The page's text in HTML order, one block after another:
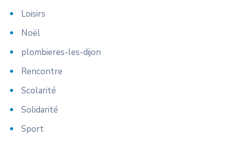
Loisirs
Noël
plombieres-les-dijon
Rencontre
Scolarité
Solidarité
Sport